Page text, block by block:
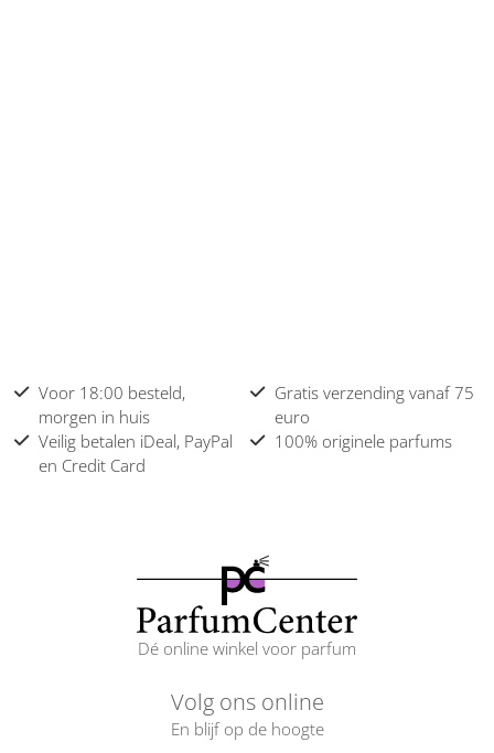
Voor 18:00 besteld,
morgen in huis
Gratis verzending vanaf 75
euro
Veilig betalen iDeal, PayPal
en Credit Card
100% originele parfums
Dé online winkel voor parfum
Volg ons online
En blijf op de hoogte